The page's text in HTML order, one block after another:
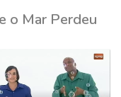
o Mar Perdeu